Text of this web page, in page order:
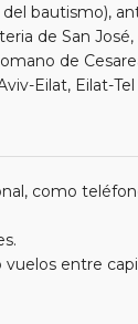
bautismo),
de San
de
Eilat, Eilat-
como
entre